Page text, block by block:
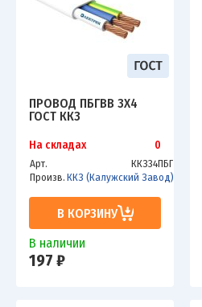
ПРОВОД ПБГВВ 3Х4
ГОСТ ККЗ
На складах 0
Арт.
ККЗ34ПБГ
Произв. ККЗ (Калужский Завод)
В КОРЗИНУ
В наличии
197 ₽